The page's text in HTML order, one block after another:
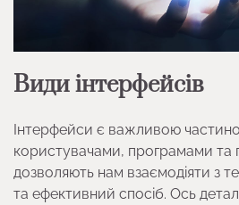
Види інтерфейсів
Інтерфейси є важливою
користувачами, програмами
дозволяють нам взаємодіяти з
та ефективний спосіб. Ось